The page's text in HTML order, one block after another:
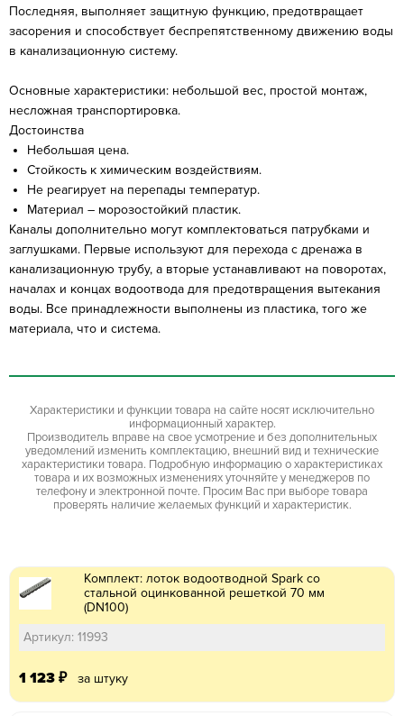
Последняя, выполняет защитную функцию, предотвращает
засорения и способствует беспрепятственному движению воды
в канализационную систему.
Основные характеристики: небольшой вес, простой монтаж,
несложная транспортировка.
Достоинства
Небольшая цена.
Стойкость к химическим воздействиям.
Не реагирует на перепады температур.
Материал – морозостойкий пластик.
Каналы дополнительно могут комплектоваться патрубками и
заглушками. Первые используют для перехода с дренажа в
канализационную трубу, а вторые устанавливают на поворотах,
началах и концах водоотвода для предотвращения вытекания
воды. Все принадлежности выполнены из пластика, того же
материала, что и система.
Характеристики и функции товара на сайте носят исключительно
информационный характер.
Производитель вправе на свое усмотрение и без дополнительных
уведомлений изменить комплектацию, внешний вид и технические
характеристики товара. Подробную информацию о характеристиках
товара и их возможных изменениях уточняйте у менеджеров по
телефону и электронной почте. Просим Вас при выборе товара
проверять наличие желаемых функций и характеристик.
Комплект: лоток водоотводной Spark со
стальной оцинкованной решеткой 70 мм
(DN100)
Артикул: 11993
1 123 ₽ за штуку